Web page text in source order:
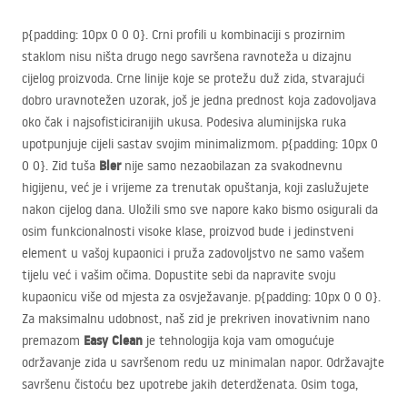
p{padding: 10px 0 0 0}. Crni profili u kombinaciji s prozirnim
staklom nisu ništa drugo nego savršena ravnoteža u dizajnu
cijelog proizvoda. Crne linije koje se protežu duž zida, stvarajući
dobro uravnotežen uzorak, još je jedna prednost koja zadovoljava
oko čak i najsofisticiranijih ukusa. Podesiva aluminijska ruka
upotpunjuje cijeli sastav svojim minimalizmom. p{padding: 10px 0
0 0}. Zid tuša Blernije samo nezaobilazan za svakodnevnu
higijenu, već je i vrijeme za trenutak opuštanja, koji zaslužujete
nakon cijelog dana. Uložili smo sve napore kako bismo osigurali da
osim funkcionalnosti visoke klase, proizvod bude i jedinstveni
element u vašoj kupaonici i pruža zadovoljstvo ne samo vašem
tijelu već i vašim očima. Dopustite sebi da napravite svoju
kupaonicu više od mjesta za osvježavanje. p{padding: 10px 0 0 0}.
Za maksimalnu udobnost, naš zid je prekriven inovativnim nano
premazom Easy Clean je tehnologija koja vam omogućuje
održavanje zida u savršenom redu uz minimalan napor. Održavajte
savršenu čistoću bez upotrebe jakih deterdženata. Osim toga,